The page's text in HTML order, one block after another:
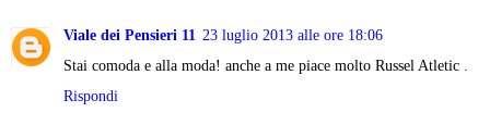
Viale dei Pensieri 11 23 luglio 2013 alle ore 18:06
Stai comoda e alla moda! anche a me piace molto Russel Atletic .
Rispondi